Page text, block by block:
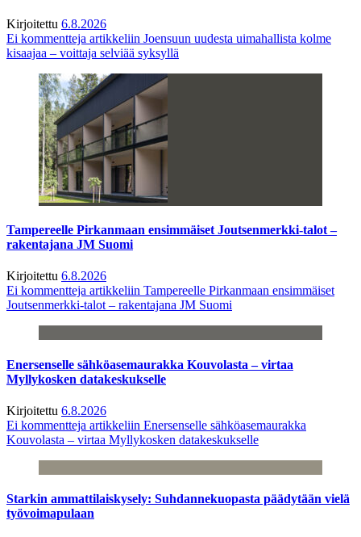
Kirjoitettu 6.8.2026
Ei kommentteja artikkeliin Joensuun uudesta uimahallista kolme
kisaajaa – voittaja selviää syksyllä
Tampereelle Pirkanmaan ensimmäiset Joutsenmerkki-talot –
rakentajana JM Suomi
Kirjoitettu 6.8.2026
Ei kommentteja artikkeliin Tampereelle Pirkanmaan ensimmäiset
Joutsenmerkki-talot – rakentajana JM Suomi
Enersenselle sähköasemaurakka Kouvolasta – virtaa
Myllykosken datakeskukselle
Kirjoitettu 6.8.2026
Ei kommentteja artikkeliin Enersenselle sähköasemaurakka
Kouvolasta – virtaa Myllykosken datakeskukselle
Starkin ammattilaiskysely: Suhdannekuopasta päädytään vielä
työvoimapulaan